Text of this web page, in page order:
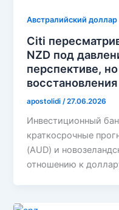
Австралийский доллар
Citi
NZD под
перспективе,
восстановления
apostolidi /27.06.2026
Инвестиционный
краткосрочные
(AUD) и
отношению к